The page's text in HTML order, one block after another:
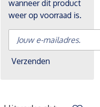
wanneer dit product
weer op voorraad is.
Verzenden